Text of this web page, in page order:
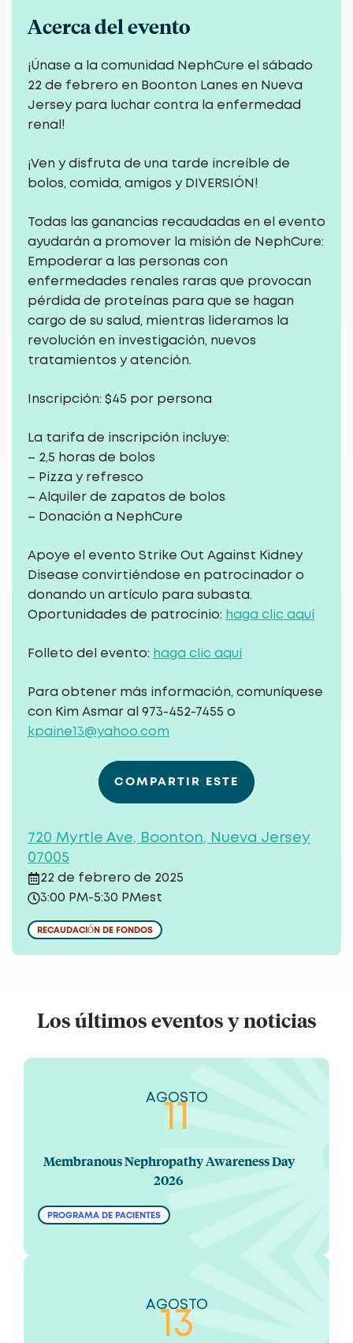
Acerca del evento
¡Únase a la comunidad NephCure el sábado
22 de febrero en Boonton Lanes en Nueva
Jersey para luchar contra la enfermedad
renal!
¡Ven y disfruta de una tarde increíble de
bolos, comida, amigos y DIVERSIÓN!
Todas las ganancias recaudadas en el evento
ayudarán a promover la misión de NephCure:
Empoderar a las personas con
enfermedades renales raras que provocan
pérdida de proteínas para que se hagan
cargo de su salud, mientras lideramos la
revolución en investigación, nuevos
tratamientos y atención.
Inscripción: $45 por persona
La tarifa de inscripción incluye:
– 2,5 horas de bolos
– Pizza y refresco
– Alquiler de zapatos de bolos
– Donación a NephCure
Apoye el evento Strike Out Against Kidney
Disease convirtiéndose en patrocinador o
donando un artículo para subasta.
Oportunidades de patrocinio: haga clic aquí
Folleto del evento: haga clic aquí
Para obtener más información, comuníquese
con Kim Asmar al 973-452-7455 o
kpaine13@yahoo.com
COMPARTIR ESTE
720 Myrtle Ave, Boonton, Nueva Jersey
07005
22 de febrero de 2025
3:00 PM-5:30 PMest
RECAUDACIÓN DE FONDOS
Los últimos eventos y noticias
Membranous Nephropathy Awareness Day
2026
PROGRAMA DE PACIENTES
AGOSTO
11
AGOSTO
13